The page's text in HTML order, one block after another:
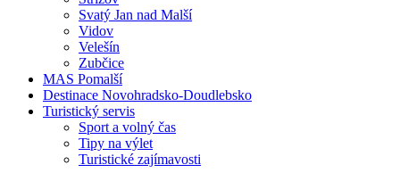
Svatý Jan nad Malší
Vidov
Velešín
Zubčice
MAS Pomalší
Destinace Novohradsko-Doudlebsko
Turistický servis
Sport a volný čas
Tipy na výlet
Turistické zajímavosti